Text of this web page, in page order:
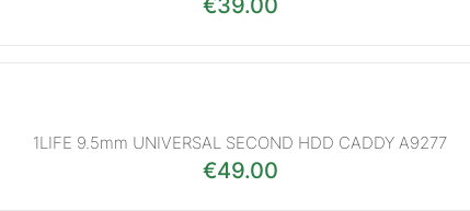
€39.00
1LIFE 9.5mm UNIVERSAL SECOND HDD CADDY A9277
€49.00